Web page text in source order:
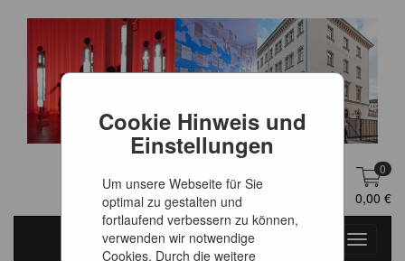
Cookie Hinweis und
Einstellungen
Um unsere Webseite für Sie
optimal zu gestalten und
fortlaufend verbessern zu können,
verwenden wir notwendige
Cookies. Durch die weitere
DE
0
0,00 €
Toggle